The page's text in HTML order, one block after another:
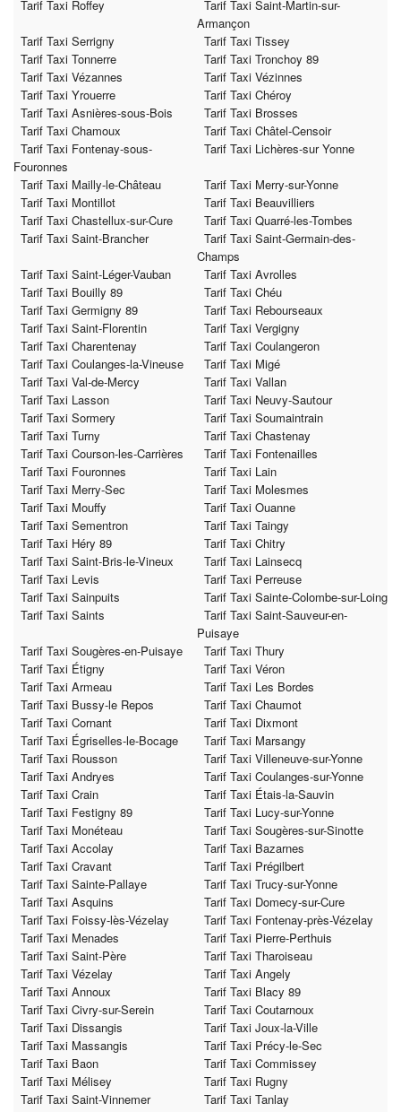
Tarif Taxi Roffey
Tarif Taxi Saint-Martin-sur-
Armançon
Tarif Taxi Serrigny
Tarif Taxi Tissey
Tarif Taxi Tonnerre
Tarif Taxi Tronchoy 89
Tarif Taxi Vézannes
Tarif Taxi Vézinnes
Tarif Taxi Yrouerre
Tarif Taxi Chéroy
Tarif Taxi Asnières-sous-Bois
Tarif Taxi Brosses
Tarif Taxi Chamoux
Tarif Taxi Châtel-Censoir
Tarif Taxi Fontenay-sous-
Fouronnes
Tarif Taxi Lichères-sur Yonne
Tarif Taxi Mailly-le-Château
Tarif Taxi Merry-sur-Yonne
Tarif Taxi Montillot
Tarif Taxi Beauvilliers
Tarif Taxi Chastellux-sur-Cure
Tarif Taxi Quarré-les-Tombes
Tarif Taxi Saint-Brancher
Tarif Taxi Saint-Germain-des-
Champs
Tarif Taxi Saint-Léger-Vauban
Tarif Taxi Avrolles
Tarif Taxi Bouilly 89
Tarif Taxi Chéu
Tarif Taxi Germigny 89
Tarif Taxi Rebourseaux
Tarif Taxi Saint-Florentin
Tarif Taxi Vergigny
Tarif Taxi Charentenay
Tarif Taxi Coulangeron
Tarif Taxi Coulanges-la-Vineuse
Tarif Taxi Migé
Tarif Taxi Val-de-Mercy
Tarif Taxi Vallan
Tarif Taxi Lasson
Tarif Taxi Neuvy-Sautour
Tarif Taxi Sormery
Tarif Taxi Soumaintrain
Tarif Taxi Turny
Tarif Taxi Chastenay
Tarif Taxi Courson-les-Carrières
Tarif Taxi Fontenailles
Tarif Taxi Fouronnes
Tarif Taxi Lain
Tarif Taxi Merry-Sec
Tarif Taxi Molesmes
Tarif Taxi Mouffy
Tarif Taxi Ouanne
Tarif Taxi Sementron
Tarif Taxi Taingy
Tarif Taxi Héry 89
Tarif Taxi Chitry
Tarif Taxi Saint-Bris-le-Vineux
Tarif Taxi Lainsecq
Tarif Taxi Levis
Tarif Taxi Perreuse
Tarif Taxi Sainpuits
Tarif Taxi Sainte-Colombe-sur-Loing
Tarif Taxi Saints
Tarif Taxi Saint-Sauveur-en-
Puisaye
Tarif Taxi Sougères-en-Puisaye
Tarif Taxi Thury
Tarif Taxi Étigny
Tarif Taxi Véron
Tarif Taxi Armeau
Tarif Taxi Les Bordes
Tarif Taxi Bussy-le Repos
Tarif Taxi Chaumot
Tarif Taxi Cornant
Tarif Taxi Dixmont
Tarif Taxi Égriselles-le-Bocage
Tarif Taxi Marsangy
Tarif Taxi Rousson
Tarif Taxi Villeneuve-sur-Yonne
Tarif Taxi Andryes
Tarif Taxi Coulanges-sur-Yonne
Tarif Taxi Crain
Tarif Taxi Étais-la-Sauvin
Tarif Taxi Festigny 89
Tarif Taxi Lucy-sur-Yonne
Tarif Taxi Monéteau
Tarif Taxi Sougères-sur-Sinotte
Tarif Taxi Accolay
Tarif Taxi Bazarnes
Tarif Taxi Cravant
Tarif Taxi Prégilbert
Tarif Taxi Sainte-Pallaye
Tarif Taxi Trucy-sur-Yonne
Tarif Taxi Asquins
Tarif Taxi Domecy-sur-Cure
Tarif Taxi Foissy-lès-Vézelay
Tarif Taxi Fontenay-près-Vézelay
Tarif Taxi Menades
Tarif Taxi Pierre-Perthuis
Tarif Taxi Saint-Père
Tarif Taxi Tharoiseau
Tarif Taxi Vézelay
Tarif Taxi Angely
Tarif Taxi Annoux
Tarif Taxi Blacy 89
Tarif Taxi Civry-sur-Serein
Tarif Taxi Coutarnoux
Tarif Taxi Dissangis
Tarif Taxi Joux-la-Ville
Tarif Taxi Massangis
Tarif Taxi Précy-le-Sec
Tarif Taxi Baon
Tarif Taxi Commissey
Tarif Taxi Mélisey
Tarif Taxi Rugny
Tarif Taxi Saint-Vinnemer
Tarif Taxi Tanlay